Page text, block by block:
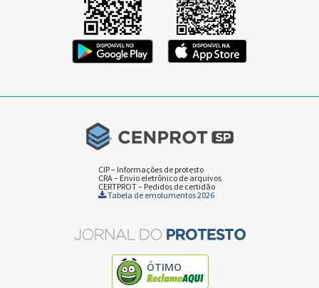
CIP – Informações de protesto
CRA – Envio eletrônico de arquivos
CERTPROT – Pedidos de certidão
Tabela de emolumentos 2026
ÓTIMO